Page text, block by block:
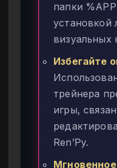
папки
визуальных
Избегайте
трейнера
игры,
Ren’Py.